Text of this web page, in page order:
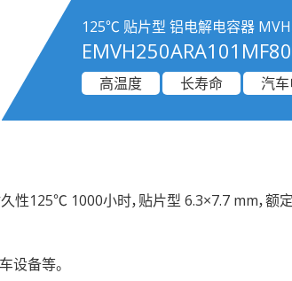
125℃ 贴片型 铝电解电容器
高温度
长寿命 汽
性125℃ 1000小时，贴片型 6.3×7.7 mm，额
设备等。